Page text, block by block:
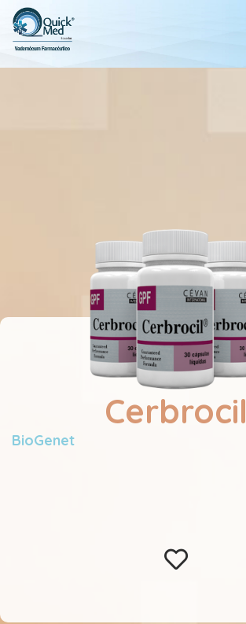
Cerbrocil
BioGenet